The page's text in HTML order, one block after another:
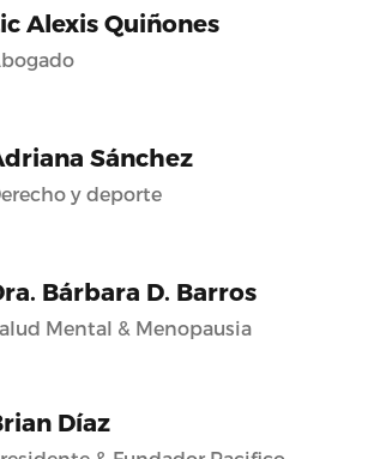
Alexis Quiñones
Sánchez
y deporte
Bárbara D. Barros
Mental & Menopausia
Díaz